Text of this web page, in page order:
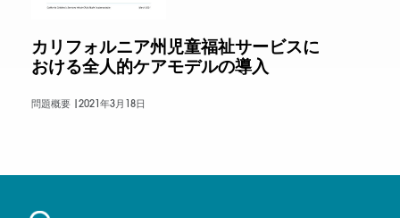
カリフォルニア州児童福祉サービスに
おける全人的ケアモデルの導入
問題概要 | 2021年3月18日